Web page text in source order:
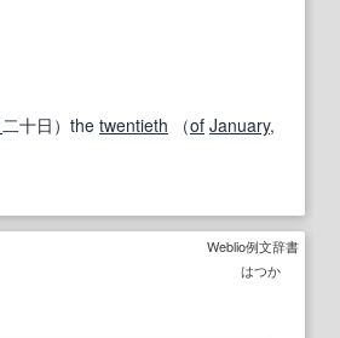
二十日）the twentieth （of January,
Weblio例文辞書
はつか